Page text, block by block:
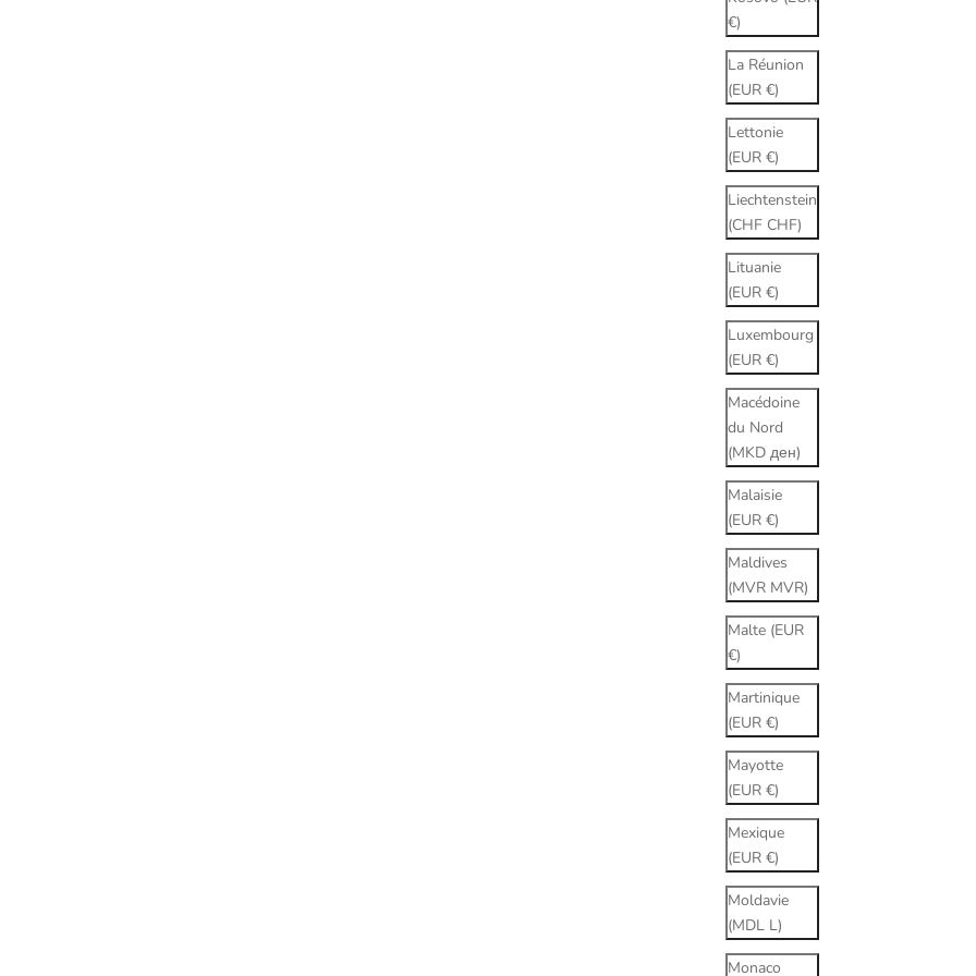
€)
La Réunion
(EUR €)
Lettonie
(EUR €)
Liechtenstein
(CHF CHF)
Lituanie
(EUR €)
Luxembourg
(EUR €)
Macédoine
du Nord
(MKD ден)
Malaisie
(EUR €)
Maldives
(MVR MVR)
Malte (EUR
€)
Martinique
(EUR €)
Mayotte
(EUR €)
Mexique
(EUR €)
Moldavie
(MDL L)
Monaco